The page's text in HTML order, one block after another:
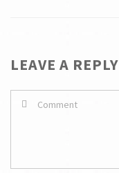
LEAVE A REPLY